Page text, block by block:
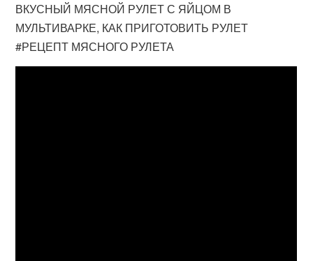
ВКУСНЫЙ МЯСНОЙ РУЛЕТ С ЯЙЦОМ В
МУЛЬТИВАРКЕ, КАК ПРИГОТОВИТЬ РУЛЕТ
#РЕЦЕПТ МЯСНОГО РУЛЕТА